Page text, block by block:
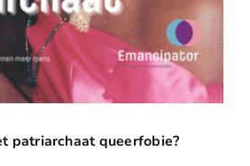
patriarchaat queerfobie?